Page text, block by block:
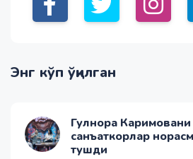
Энг кўп ўқилган
Гулнора Каримовани
санъаткорлар
тушди